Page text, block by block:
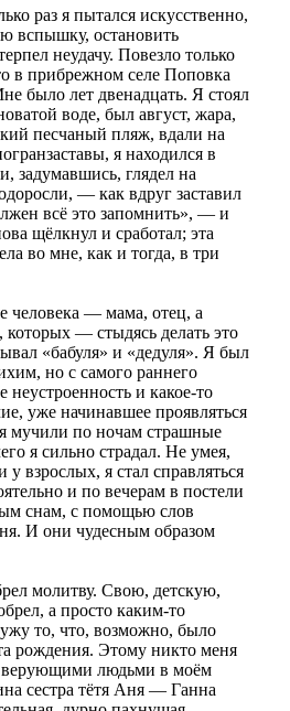
раз я пытался искусственно,
вспышку, остановить
неудачу. Повезло только
в прибрежном селе Поповка
было лет двенадцать. Я стоял
воде, был август, жара,
песчаный пляж, вдали на
я находился в
задумавшись, глядел на
— как вдруг заставил
всё это запомнить», — и
щёлкнул и сработал; эта
во мне, как и тогда, в три
человека — мама, отец, а
— стыдясь делать это
«бабуля» и «дедуля». Я был
но с самого раннего
неустроенность и какое-то
уже начинавшее проявляться
мучили по ночам страшные
я сильно страдал. Не умея,
взрослых, я стал справляться
и по вечерам в постели
снам, с помощью слов
И они чудесным образом
молитву. Свою, детскую,
а просто каким-то
то, что, возможно, было
рождения. Этому никто меня
людьми в моём
сестра тётя Аня — Ганна